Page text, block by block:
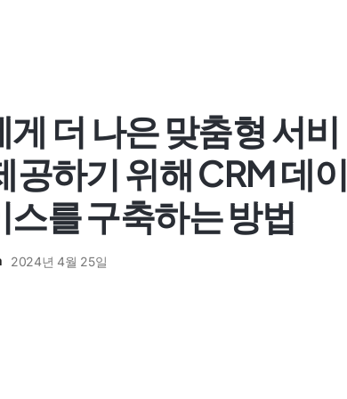
더 나은 맞춤형 서비
공하기 위해 CRM 데이
스를 구축하는 방법
2024년 4월 25일